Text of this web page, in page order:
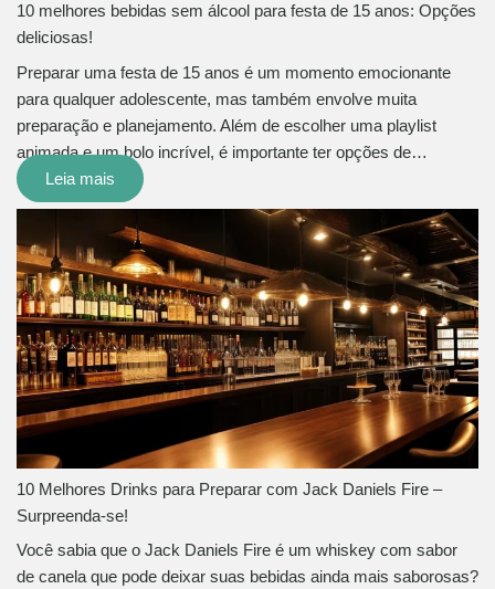
10 melhores bebidas sem álcool para festa de 15 anos: Opções
deliciosas!
Preparar uma festa de 15 anos é um momento emocionante
para qualquer adolescente, mas também envolve muita
preparação e planejamento. Além de escolher uma playlist
animada e um bolo incrível, é importante ter opções de…
Leia mais
10 Melhores Drinks para Preparar com Jack Daniels Fire –
Surpreenda-se!
Você sabia que o Jack Daniels Fire é um whiskey com sabor
de canela que pode deixar suas bebidas ainda mais saborosas?